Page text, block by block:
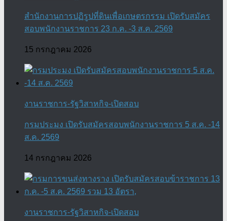
สำนักงานการปฏิรูปที่ดินเพื่อเกษตรกรรม เปิดรับสมัคร
สอบพนักงานราชการ 23 ก.ค. -3 ส.ค. 2569
15 กรกฎาคม 2026
งานราชการ-รัฐวิสาหกิจ-เปิดสอบ
กรมประมง เปิดรับสมัครสอบพนักงานราชการ 5 ส.ค. -14
ส.ค. 2569
14 กรกฎาคม 2026
งานราชการ-รัฐวิสาหกิจ-เปิดสอบ